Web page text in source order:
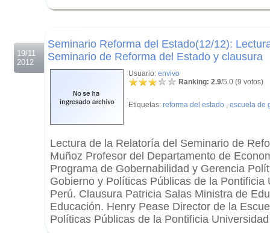
19/11
2012
Seminario Reforma del Estado(12/12):
Seminario de Reforma del Estado y clausura
Usuario: envivo
Ranking: 2.9/5.0 (9 votos)
Etiquetas: reforma del estado , escuela de
Lectura de la Relatoría del Seminario de
Muñoz Profesor del Departamento de
Programa de Gobernabilidad y Gerencia
Gobierno y Políticas Públicas de la Pontificia
Perú. Clausura Patricia Salas Ministra de
Educación. Henry Pease Director de la
Políticas Públicas de la Pontificia